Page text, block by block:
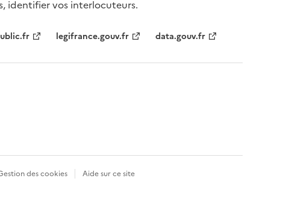
identifier vos interlocuteurs.
legifrance.gouv.fr data.gouv.fr
des cookies Aide sur ce site